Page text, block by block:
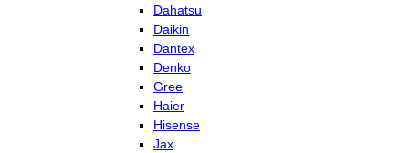
Dahatsu
Daikin
Dantex
Denko
Gree
Haier
Hisense
Jax